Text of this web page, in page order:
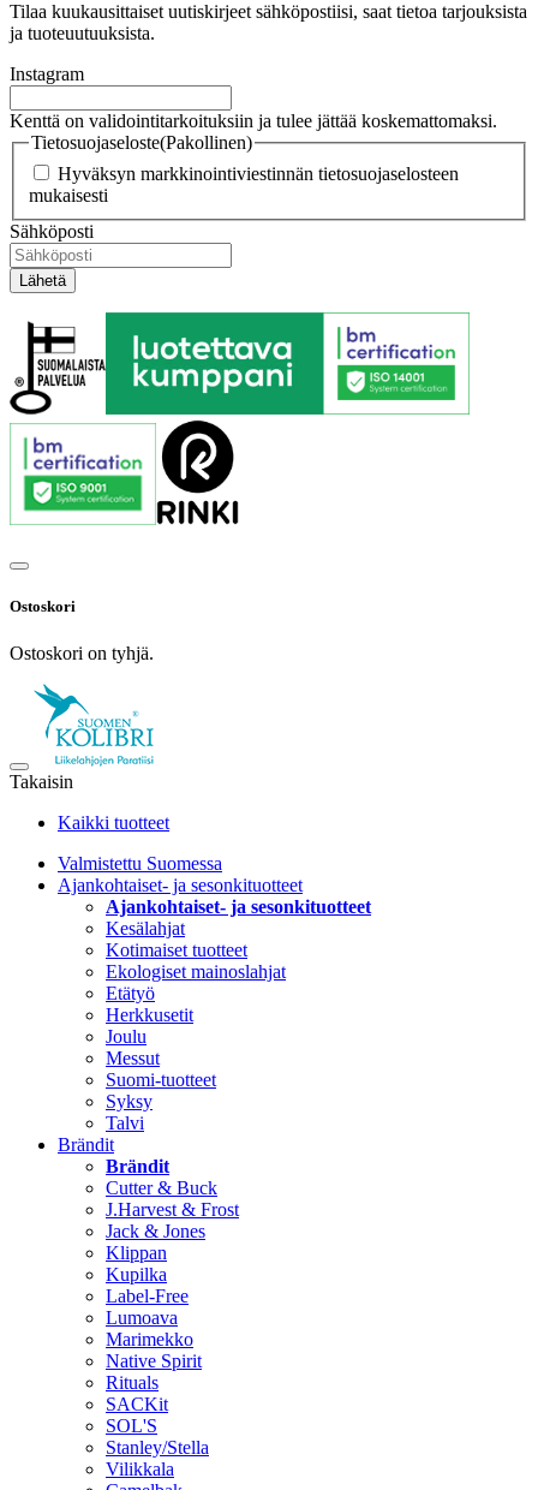
Tilaa kuukausittaiset uutiskirjeet sähköpostiisi, saat tietoa tarjouksista
ja tuoteuutuuksista.
Instagram
Kenttä on validointitarkoituksiin ja tulee jättää koskemattomaksi.
Tietosuojaseloste(Pakollinen)
Hyväksyn markkinointiviestinnän tietosuojaselosteen
mukaisesti
Sähköposti
Ostoskori
Ostoskori on tyhjä.
Takaisin
Kaikki tuotteet
Valmistettu Suomessa
Ajankohtaiset- ja sesonkituotteet
Ajankohtaiset- ja sesonkituotteet
Kesälahjat
Kotimaiset tuotteet
Ekologiset mainoslahjat
Etätyö
Herkkusetit
Joulu
Messut
Suomi-tuotteet
Syksy
Talvi
Brändit
Brändit
Cutter & Buck
J.Harvest & Frost
Jack & Jones
Klippan
Kupilka
Label-Free
Lumoava
Marimekko
Native Spirit
Rituals
SACKit
SOL'S
Stanley/Stella
Vilikkala